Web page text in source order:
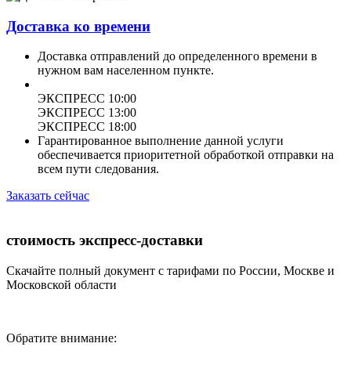
Доставка ко времени
Доставка отправлений до определенного времени в
нужном вам населенном пункте.
ЭКСПРЕСС 10:00
ЭКСПРЕСС 13:00
ЭКСПРЕСС 18:00
Гарантированное выполнение данной услуги
обеспечивается приоритетной обработкой отправки на
всем пути следования.
Заказать сейчас
стоимость экспресс-доставки
Скачайте полный документ с тарифами по России, Москве и
Московской области
Обратите внимание: